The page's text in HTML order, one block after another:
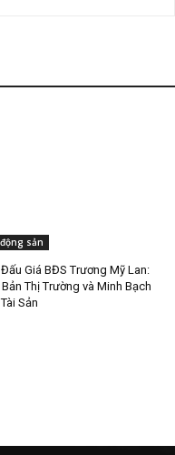
sản
Đấu Giá BĐS Trương Mỹ Lan:
Thị Trường và Minh Bạch
Sản